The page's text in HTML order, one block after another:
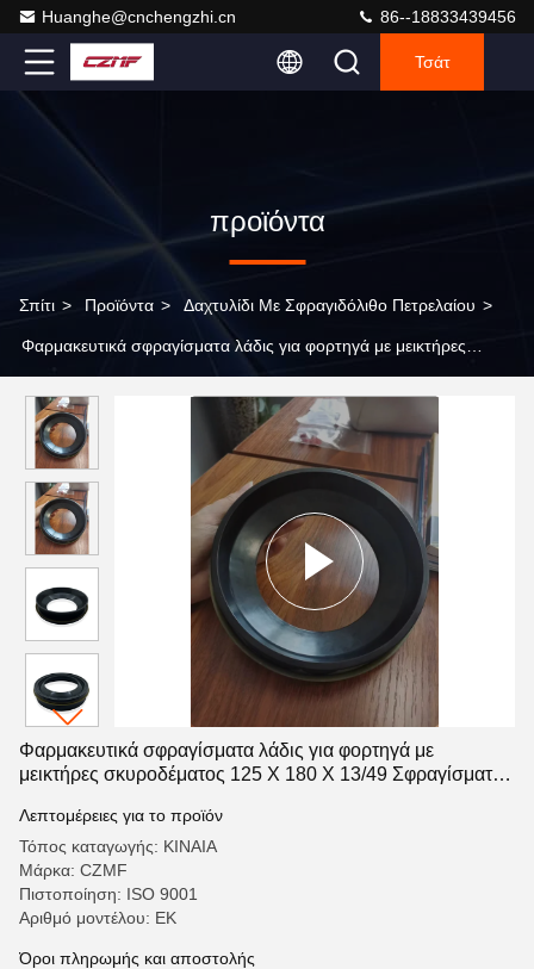
Huanghe@cnchengzhi.cn 86--18833439456
Τσάτ
προϊόντα
Σπίτι > Προϊόντα > Δαχτυλίδι Με Σφραγιδόλιθο Πετρελαίου >
Φαρμακευτικά σφραγίσματα λάδις για φορτηγά με μεικτήρες
ταχυτήτων
Φαρμακευτικά σφραγίσματα λάδις για φορτηγά με
μεικτήρες σκυροδέματος 125 X 180 X 13/49 Σφραγίσματα
Λεπτομέρειες για το προϊόν
Τόπος καταγωγής: ΚΙΝΑΙΑ
Μάρκα: CZMF
Πιστοποίηση: ISO 9001
Αριθμό μοντέλου: ΕΚ
Όροι πληρωμής και αποστολής